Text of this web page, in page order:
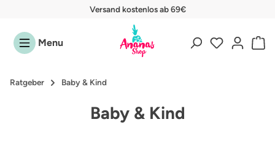
Zum Hauptinhalt springen4,9 von 5 Sternen
(4,9) i
Menu
Ratgeber Baby & Kind
Baby & Kind